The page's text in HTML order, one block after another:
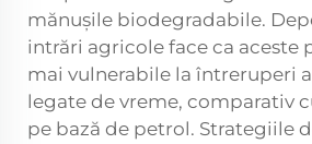
mănușile biodegradabile.
intrări agricole face ca aceste
mai vulnerabile la întreruperi
legate de vreme, comparativ
pe bază de petrol. Strategiile